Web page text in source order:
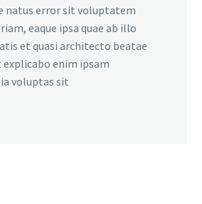
natus error sit voluptatem
eaque ipsa quae ab illo
et quasi architecto beatae
enim ipsam
voluptas sit